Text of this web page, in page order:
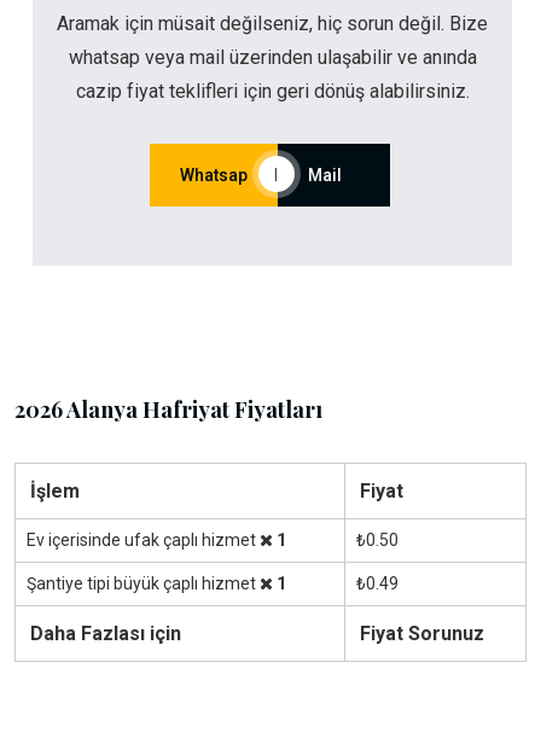
Aramak için müsait değilseniz, hiç sorun değil. Bize
whatsap veya mail üzerinden ulaşabilir ve anında
cazip fiyat teklifleri için geri dönüş alabilirsiniz.
Whatsap | Mail
2026 Alanya Hafriyat Fiyatları
İşlem Fiyat
Ev içerisinde ufak çaplı hizmet 1 ₺0.50
Şantiye tipi büyük çaplı hizmet 1 ₺0.49
Daha Fazlası için Fiyat Sorunuz